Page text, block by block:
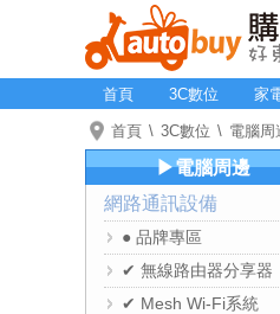
首頁 3C數位 家
首頁 3C數位 電腦周
▶電腦周邊
網路通訊設備
● 品牌專區
✔ 無線路由器分享器
✔ Mesh Wi-Fi系統